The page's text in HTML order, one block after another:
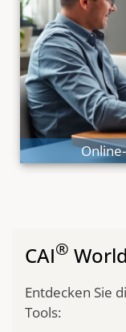
Online-
Echte
CAI®
Entdecken Sie
Tools: